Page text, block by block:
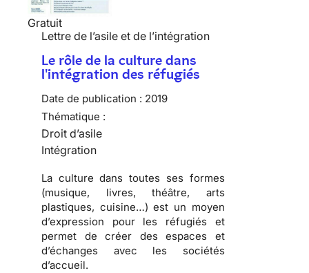
Gratuit
Lettre de l’asile et de l’intégration
Le rôle de la culture dans
l'intégration des réfugiés
Date de publication : 2019
Thématique :
Droit d’asile
Intégration
La culture dans toutes ses formes
(musique, livres, théâtre, arts
plastiques, cuisine…) est un moyen
d’expression pour les réfugiés et
permet de créer des espaces et
d’échanges avec les sociétés
d’accueil.